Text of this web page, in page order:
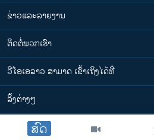
ສົດ
ຂ່າວແລະລາຍງານ
ຕິດຕໍ່ພວກເຮົາ
ວີໂອເອລາວ ສາມາດ ເຂົ້າເຖິງໄດ້ທີ່
​ລິ້ງ​ຕ່າງໆ